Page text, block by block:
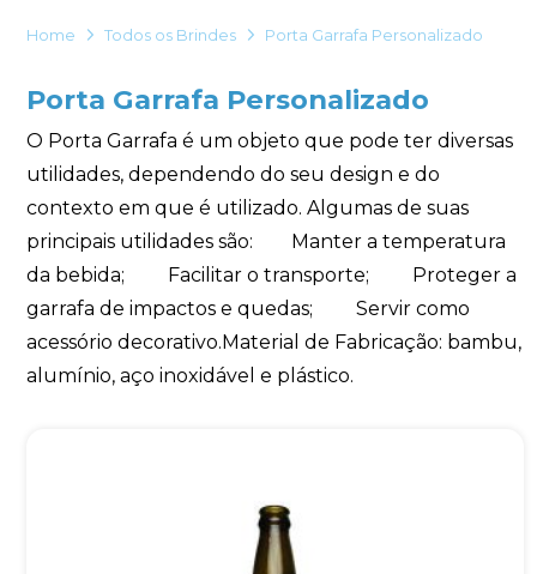
Home Todos os Brindes Porta Garrafa Personalizado
Porta Garrafa Personalizado
O Porta Garrafa é um objeto que pode ter diversas
utilidades, dependendo do seu design e do
contexto em que é utilizado. Algumas de suas
principais utilidades são: Manter a temperatura
da bebida; Facilitar o transporte; Proteger a
garrafa de impactos e quedas; Servir como
acessório decorativo.Material de Fabricação: bambu,
alumínio, aço inoxidável e plástico.
de marketing. Você pode alterar suas preferências a
Iniciar conversa